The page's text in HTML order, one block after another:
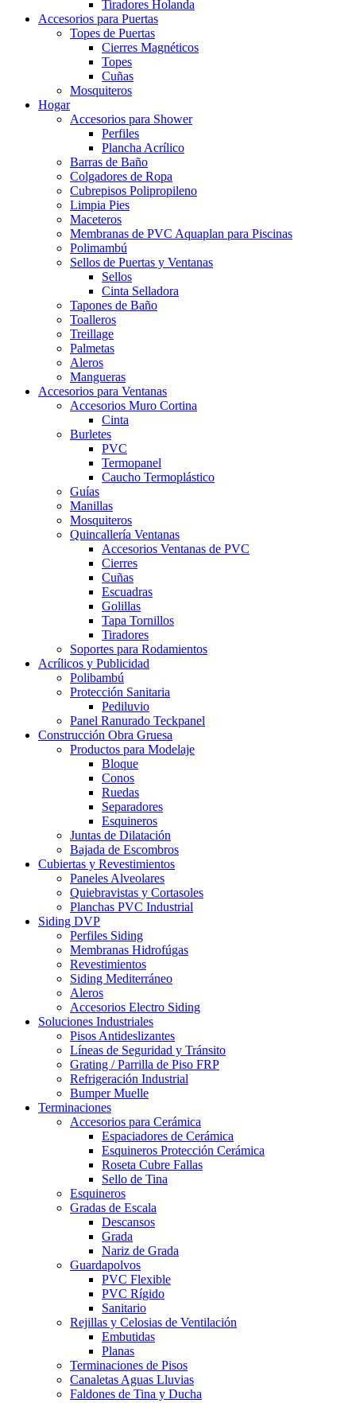
Tiradores Holanda
Accesorios para Puertas
Topes de Puertas
Cierres Magnéticos
Topes
Cuñas
Mosquiteros
Hogar
Accesorios para Shower
Perfiles
Plancha Acrílico
Barras de Baño
Colgadores de Ropa
Cubrepisos Polipropileno
Limpia Pies
Maceteros
Membranas de PVC Aquaplan para Piscinas
Polimambú
Sellos de Puertas y Ventanas
Sellos
Cinta Selladora
Tapones de Baño
Toalleros
Treillage
Palmetas
Aleros
Mangueras
Accesorios para Ventanas
Accesorios Muro Cortina
Cinta
Burletes
PVC
Termopanel
Caucho Termoplástico
Guías
Manillas
Mosquiteros
Quincallería Ventanas
Accesorios Ventanas de PVC
Cierres
Cuñas
Escuadras
Golillas
Tapa Tornillos
Tiradores
Soportes para Rodamientos
Acrílicos y Publicidad
Polibambú
Protección Sanitaria
Pediluvio
Panel Ranurado Teckpanel
Construcción Obra Gruesa
Productos para Modelaje
Bloque
Conos
Ruedas
Separadores
Esquineros
Juntas de Dilatación
Bajada de Escombros
Cubiertas y Revestimientos
Paneles Alveolares
Quiebravistas y Cortasoles
Planchas PVC Industrial
Siding DVP
Perfiles Siding
Membranas Hidrofúgas
Revestimientos
Siding Mediterráneo
Aleros
Accesorios Electro Siding
Soluciones Industriales
Pisos Antideslizantes
Líneas de Seguridad y Tránsito
Grating / Parrilla de Piso FRP
Refrigeración Industrial
Bumper Muelle
Terminaciones
Accesorios para Cerámica
Espaciadores de Cerámica
Esquineros Protección Cerámica
Roseta Cubre Fallas
Sello de Tina
Esquineros
Gradas de Escala
Descansos
Grada
Nariz de Grada
Guardapolvos
PVC Flexible
PVC Rígido
Sanitario
Rejillas y Celosias de Ventilación
Embutidas
Planas
Terminaciones de Pisos
Canaletas Aguas Lluvias
Faldones de Tina y Ducha